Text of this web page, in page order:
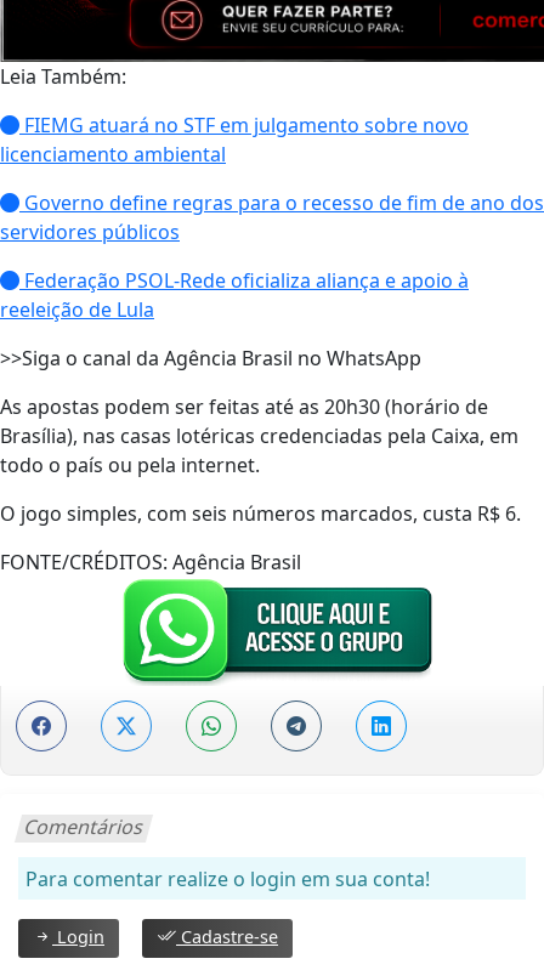
Leia Também:
FIEMG atuará no STF em julgamento sobre novo
licenciamento ambiental
Governo define regras para o recesso de fim de ano dos
servidores públicos
Federação PSOL-Rede oficializa aliança e apoio à
reeleição de Lula
>>Siga o canal da Agência Brasil no WhatsApp
As apostas podem ser feitas até as 20h30 (horário de
Brasília), nas casas lotéricas credenciadas pela Caixa, em
todo o país ou pela internet.
O jogo simples, com seis números marcados, custa R$ 6.
FONTE/CRÉDITOS: Agência Brasil
Comentários
Para comentar realize o login em sua conta!
Login Cadastre-se